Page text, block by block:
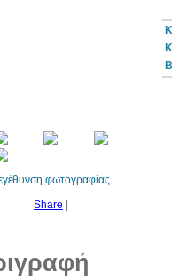
φωτογραφίας
Share